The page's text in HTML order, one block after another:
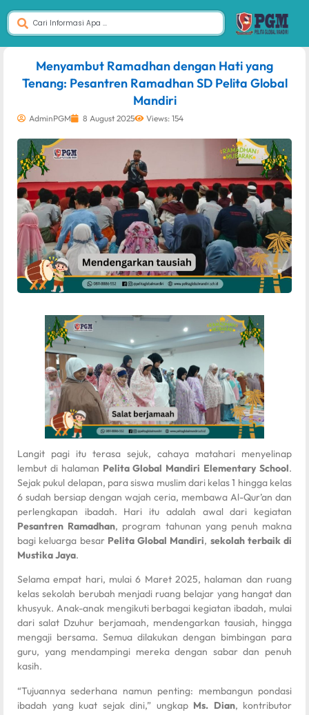
Menyambut Ramadhan dengan Hati yang
Tenang: Pesantren Ramadhan SD Pelita Global
Mandiri
AdminPGM 8 August 2025 Views: 154
Langit pagi itu terasa sejuk, cahaya matahari menyelinap
lembut di halaman Pelita Global Mandiri Elementary School.
Sejak pukul delapan, para siswa muslim dari kelas 1 hingga kelas
6 sudah bersiap dengan wajah ceria, membawa Al-Qur’an dan
perlengkapan ibadah. Hari itu adalah awal dari kegiatan
Pesantren Ramadhan, program tahunan yang penuh makna
bagi keluarga besar Pelita Global Mandiri, sekolah terbaik di
Mustika Jaya.
Selama empat hari, mulai 6 Maret 2025, halaman dan ruang
kelas sekolah berubah menjadi ruang belajar yang hangat dan
khusyuk. Anak-anak mengikuti berbagai kegiatan ibadah, mulai
dari salat Dzuhur berjamaah, mendengarkan tausiah, hingga
mengaji bersama. Semua dilakukan dengan bimbingan para
guru, yang mendampingi mereka dengan sabar dan penuh
kasih.
“Tujuannya sederhana namun penting: membangun pondasi
ibadah yang kuat sejak dini,” ungkap Ms. Dian, kontributor